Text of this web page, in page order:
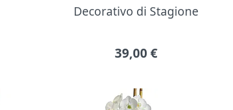
Decorativo di Stagione
39,00 €